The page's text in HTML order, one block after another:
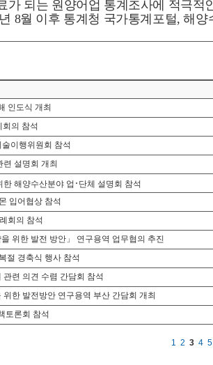
가 되는 원양어업 통계조사에 적극적
8월 이후 통계청 국가통계포털,해양
인도식 개최
회의 참석
이행위원회 참석
련 설명회 개최
한 해양수산분야 업･단체 설명회 참석
입어협상 참석
회의 참석
을 위한 발전 방안」 연구용역 업무협의 추진
절 경축식 행사 참석
관련 의견 수렴 간담회 참석
위한 발전방안 연구용역 부산 간담회 개최
토론회 참석
1 2 3 4 5